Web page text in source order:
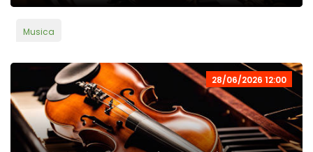
Musica
28/06/2026 12:00